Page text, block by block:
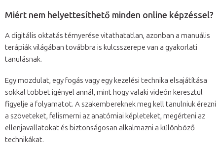
Miért nem helyettesíthető minden online képzéssel?
A digitális oktatás térnyerése vitathatatlan, azonban a manuális
terápiák világában továbbra is kulcsszerepe van a gyakorlati
tanulásnak.
Egy mozdulat, egy fogás vagy egy kezelési technika elsajátítása
sokkal többet igényel annál, mint hogy valaki videón keresztül
figyelje a folyamatot. A szakembereknek meg kell tanulniuk érezni
a szöveteket, felismerni az anatómiai képleteket, megérteni az
ellenjavallatokat és biztonságosan alkalmazni a különböző
technikákat.